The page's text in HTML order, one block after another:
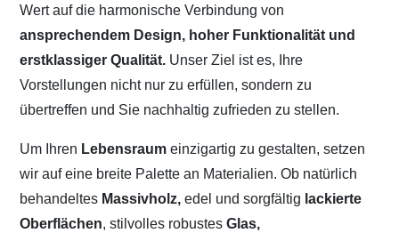
Wert auf die harmonische Verbindung von
ansprechendem Design, hoher Funktionalität und
erstklassiger Qualität. Unser Ziel ist es, Ihre
Vorstellungen nicht nur zu erfüllen, sondern zu
übertreffen und Sie nachhaltig zufrieden zu stellen.
Um Ihren Lebensraumeinzigartig zu gestalten, setzen
wir auf eine breite Palette an Materialien. Ob natürlich
behandeltes Massivholz, edel und sorgfältig lackierte
Oberflächen, stilvolles robustesGlas,